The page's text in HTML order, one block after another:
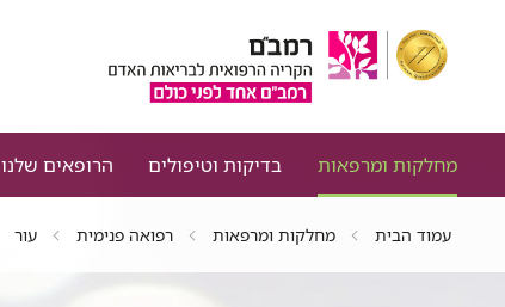
מחלקות ומרפאות בדיקות וטיפולים הרופאים שלנו
עמוד הבית מחלקות ומרפאות רפואה פנימית עור